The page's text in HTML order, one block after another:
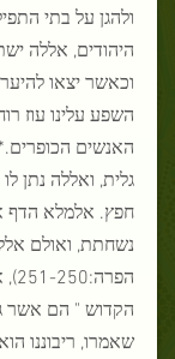
ולהגן על בתי
היהודים, אללה
וכאשר יצאו
השפע עלינו עוז
האנשים
גלית, ואללה נתן
חפץ. אלמלא הדף
נשחתת, ואולם
הקדוש " הם אשר
שאמרו, ריבוננו